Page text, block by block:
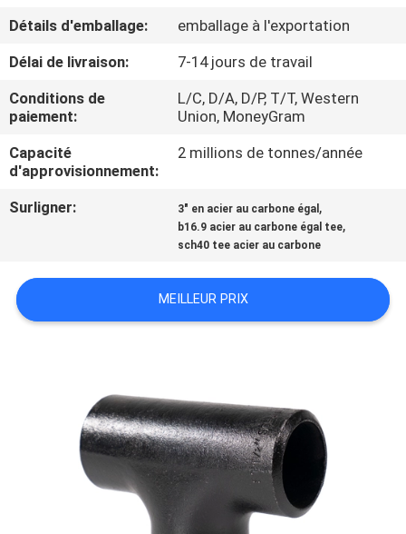
VISITE
D'USINE
CONTRÔLE
DE
LA
CONTACT
Détails d'emballage:
emballage à l'exportation
Délai de livraison:
7-14 jours de travail
Conditions de
paiement:
L/C, D/A, D/P, T/T, Western
Union, MoneyGram
Capacité
d'approvisionnement:
2 millions de tonnes/année
Surligner: 3" en acier au carbone égal ,
b16.9 acier au carbone égal tee,
sch40 tee acier au carbone
MEILLEUR PRIX